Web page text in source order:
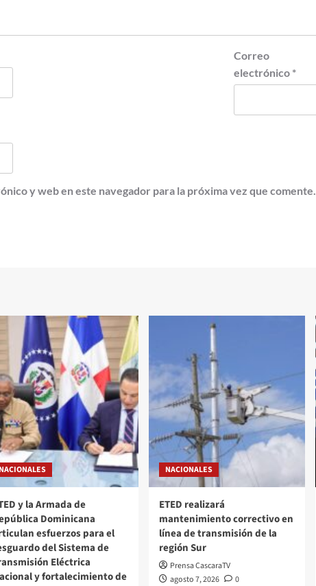
Correo
electrónico *
y web en este navegador para la próxima vez que comente.
NACIONALES
y la Armada de
Dominicana
esfuerzos para el
del Sistema de
Eléctrica
y fortalecimiento de
NACIONALES
ETED realizará
mantenimiento correctivo en
línea de transmisión de la
región Sur
Prensa CascaraTV
agosto 7, 2026
0